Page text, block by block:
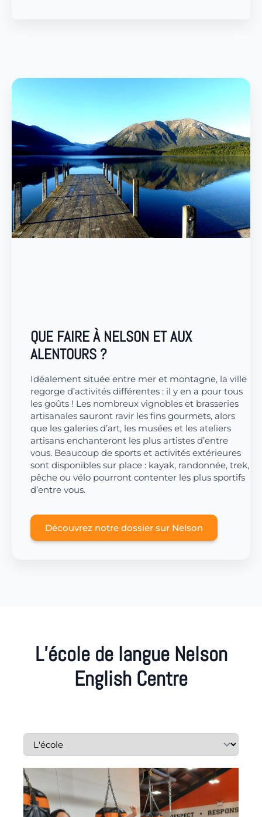
QUE FAIRE À NELSON ET AUX
ALENTOURS ?
Idéalement située entre mer et montagne, la ville
regorge d’activités différentes : il y en a pour tous
les goûts ! Les nombreux vignobles et brasseries
artisanales sauront ravir les fins gourmets, alors
que les galeries d’art, les musées et les ateliers
artisans enchanteront les plus artistes d’entre
vous. Beaucoup de sports et activités extérieures
sont disponibles sur place : kayak, randonnée, trek,
pêche ou vélo pourront contenter les plus sportifs
d’entre vous.
Découvrez notre dossier sur Nelson
L’école de langue Nelson
English Centre